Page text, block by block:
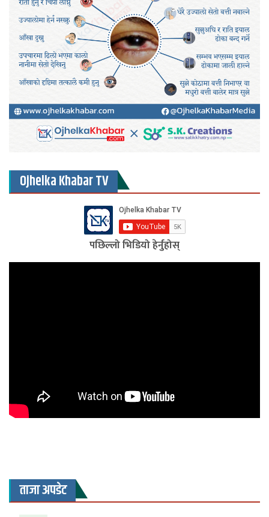
Ojhelka Khabar TV
पछिल्लो भिडियो हेर्नुहोस्
ताजा अपडेट